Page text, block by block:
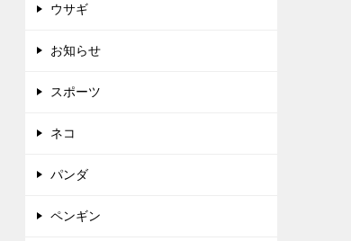
ウサギ
お知らせ
スポーツ
ネコ
パンダ
ペンギン